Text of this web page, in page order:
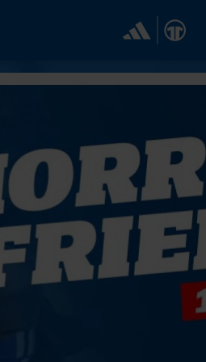
HSVTV-ABO!
Mit dem HSVtv-Abo hast
Videos jeden Monat,
Länge, sowie
Interviews,